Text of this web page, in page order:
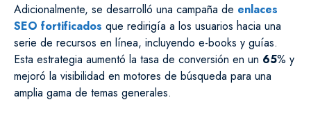
Adicionalmente, se desarrolló una campaña de enlaces
SEO fortificados que redirigía a los usuarios hacia una
serie de recursos en línea, incluyendo e-books y guías.
Esta estrategia aumentó la tasa de conversión en un 65% y
mejoró la visibilidad en motores de búsqueda para una
amplia gama de temas generales.